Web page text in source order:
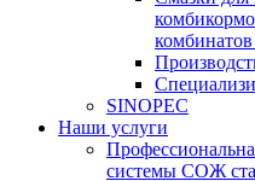
SINOPEC
Наши услуги
системы СОЖ